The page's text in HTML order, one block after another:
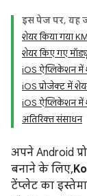
इस पेज पर, यह
शेयर किया गया
शेयर किए गए
iOS ऐप्लिकेशन में
iOS प्रोजेक्ट में
iOS ऐप्लिकेशन में
अतिरिक्त संसाधन
अपने Android
बनाने के लिए,
टेंप्लेट का